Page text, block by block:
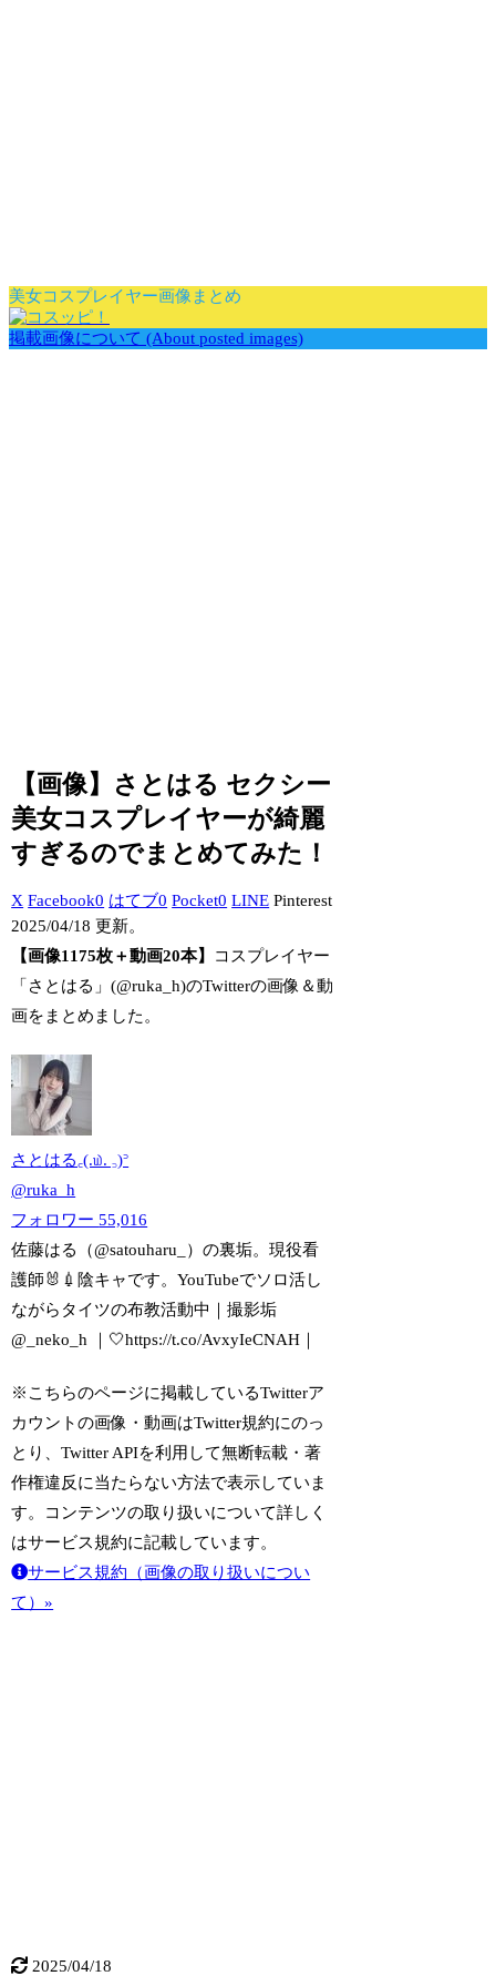
美女コスプレイヤー画像まとめ
掲載画像について (About posted images)
【画像】さとはる セクシー
美女コスプレイヤーが綺麗
すぎるのでまとめてみた！
X Facebook0 はてブ0 Pocket0 LINE Pinterest
2025/04/18 更新。
【画像1175枚＋動画20本】
コスプレイヤー
「さとはる」(@ruka_h)のTwitterの画像＆動
画をまとめました。
さとはる꜀(.௰. ꜆)꜄
@ruka_h
フォロワー55,016
佐藤はる（@satouharu_）の裏垢。現役看
護師🐰💉陰キャです。YouTubeでソロ活し
ながらタイツの布教活動中｜撮影垢
@_neko_h ｜🤍https://t.co/AvxyIeCNAH｜
※こちらのページに掲載しているTwitterア
カウントの画像・動画はTwitter規約にのっ
とり、Twitter APIを利用して無断転載・著
作権違反に当たらない方法で表示していま
す。コンテンツの取り扱いについて詳しく
はサービス規約に記載しています。
サービス規約（画像の取り扱いについ
て）»
2025/04/18